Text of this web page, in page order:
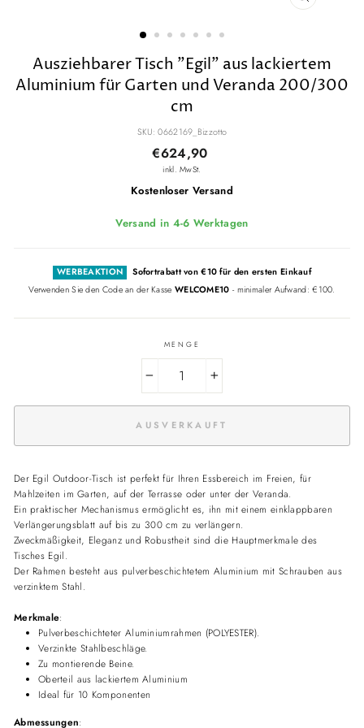
Ausziehbarer Tisch "Egil" aus lackiertem
Aluminium für Garten und Veranda 200/300
cm
SKU: 0662169_Bizzotto
Normaler
Preis
€624,90
inkl. MwSt.
Kostenloser Versand
Versand in 4-6 Werktagen
WERBEAKTION
Sofortrabatt von €10 für den ersten Einkauf
Verwenden Sie den Code an der Kasse WELCOME10 - minimaler Aufwand: €100.
MENGE
AUSVERKAUFT
Der Egil Outdoor-Tisch ist perfekt für Ihren Essbereich im Freien, für
Mahlzeiten im Garten, auf der Terrasse oder unter der Veranda.
Ein praktischer Mechanismus ermöglicht es, ihn mit einem einklappbaren
Verlängerungsblatt auf bis zu 300 cm zu verlängern.
Zweckmäßigkeit, Eleganz und Robustheit sind die Hauptmerkmale des
Tisches Egil.
Der Rahmen besteht aus pulverbeschichtetem Aluminium mit Schrauben aus
verzinktem Stahl.
Merkmale:
Pulverbeschichteter Aluminiumrahmen (POLYESTER).
Verzinkte Stahlbeschläge.
Zu montierende Beine.
Oberteil aus lackiertem Aluminium
Ideal für 10 Komponenten
Abmessungen: